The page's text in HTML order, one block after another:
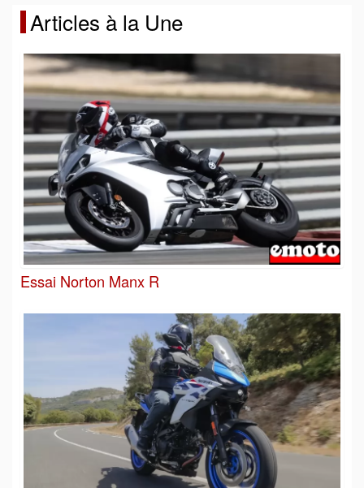
Articles à la Une
Essai Norton Manx R